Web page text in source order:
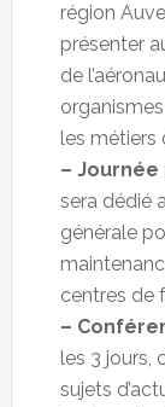
région
présenter
de
les métiers
–
sera dédié
générale
centres de
–
les 3 jours,
sujets